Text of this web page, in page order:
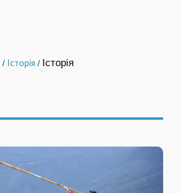
/ Історія / Історія